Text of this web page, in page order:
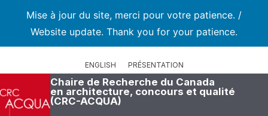
Mise à jour du site, merci pour votre patience. /
Website update. Thank you for your patience.
ENGLISH PRÉSENTATION
Chaire de Recherche du Canada
en architecture, concours et qualité
(CRC-ACQUA)